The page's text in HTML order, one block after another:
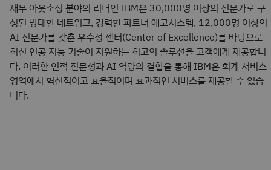
재무 아웃소싱 분야의 리더인 IBM은 30,000명 이상의 전문가로 구
성된 방대한 네트워크, 강력한 파트너 에코시스템, 12,000명 이상의
AI 전문가를 갖춘 우수성 센터(Center of Excellence)를 바탕으로
최신 인공 지능 기술이 지원하는 최고의 솔루션을 고객에게 제공합니
다. 이러한 인적 전문성과 AI 역량의 결합을 통해 IBM은 회계 서비스
영역에서 혁신적이고 효율적이며 효과적인 서비스를 제공할 수 있습
니다.